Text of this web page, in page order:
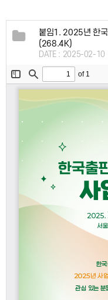
붙임1. 2025년 한
(268.4K)
DATE : 2025-02-